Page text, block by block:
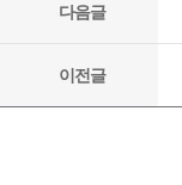
다음글
이전글